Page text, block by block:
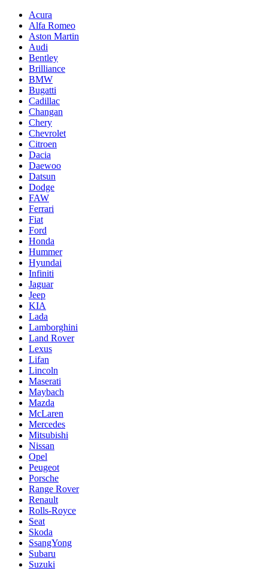
Acura
Alfa Romeo
Aston Martin
Audi
Bentley
Brilliance
BMW
Bugatti
Cadillac
Changan
Chery
Chevrolet
Citroen
Dacia
Daewoo
Datsun
Dodge
FAW
Ferrari
Fiat
Ford
Honda
Hummer
Hyundai
Infiniti
Jaguar
Jeep
KIA
Lada
Lamborghini
Land Rover
Lexus
Lifan
Lincoln
Maserati
Maybach
Mazda
McLaren
Mercedes
Mitsubishi
Nissan
Opel
Peugeot
Porsche
Range Rover
Renault
Rolls-Royce
Seat
Skoda
SsangYong
Subaru
Suzuki